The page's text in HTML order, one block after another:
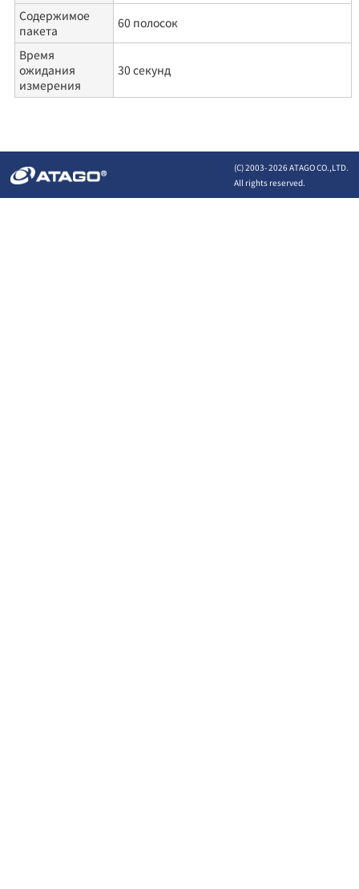
Содержимое
пакета
60 полосок
Время
ожидания
измерения
30 секунд
(C) 2003-2026 ATAGO CO.,LTD.
All rights reserved.